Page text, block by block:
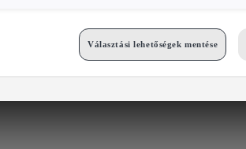
Választási lehetőségek mentése